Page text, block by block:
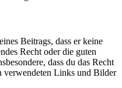
Beitrags, dass er keine
Recht oder die guten
dass du das Recht
verwendeten Links und Bilder